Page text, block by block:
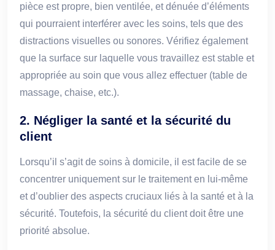
pièce est propre, bien ventilée, et dénuée d’éléments
qui pourraient interférer avec les soins, tels que des
distractions visuelles ou sonores. Vérifiez également
que la surface sur laquelle vous travaillez est stable et
appropriée au soin que vous allez effectuer (table de
massage, chaise, etc.).
2. Négliger la santé et la sécurité du
client
Lorsqu’il s’agit de soins à domicile, il est facile de se
concentrer uniquement sur le traitement en lui-même
et d’oublier des aspects cruciaux liés à la santé et à la
sécurité. Toutefois, la sécurité du client doit être une
priorité absolue.